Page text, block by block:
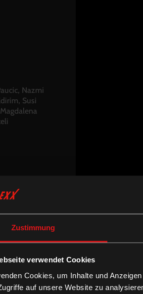
Zustimmung
verwendet Cookies
Cookies, um Inhalte und
auf unsere Website zu
Nazmi
Susi